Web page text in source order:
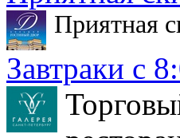
Приятная
Завтраки с